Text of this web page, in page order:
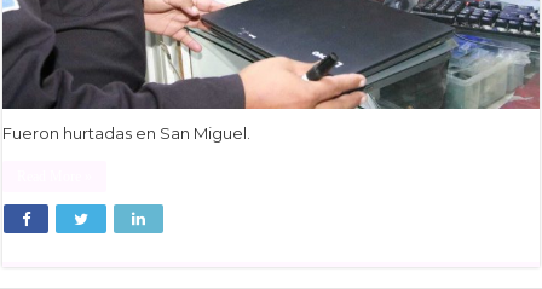
Fueron hurtadas en San Miguel.